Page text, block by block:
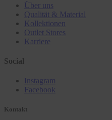
Über uns
Qualität & Material
Kollektionen
Outlet Stores
Karriere
Social
Instagram
Facebook
Kontakt